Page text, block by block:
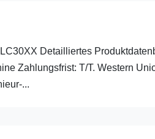
Detailliertes
Zahlungsfrist: T/T. Western
...